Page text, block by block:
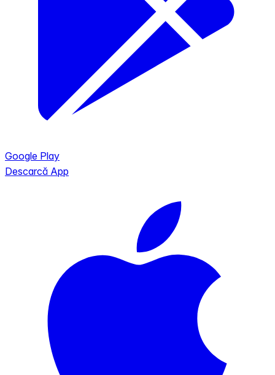
Google Play
Descarcă App